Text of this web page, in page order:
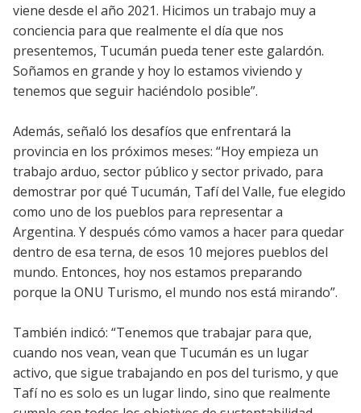
viene desde el año 2021. Hicimos un trabajo muy a
conciencia para que realmente el día que nos
presentemos, Tucumán pueda tener este galardón.
Soñamos en grande y hoy lo estamos viviendo y
tenemos que seguir haciéndolo posible”.
Además, señaló los desafíos que enfrentará la
provincia en los próximos meses: “Hoy empieza un
trabajo arduo, sector público y sector privado, para
demostrar por qué Tucumán, Tafí del Valle, fue elegido
como uno de los pueblos para representar a
Argentina. Y después cómo vamos a hacer para quedar
dentro de esa terna, de esos 10 mejores pueblos del
mundo. Entonces, hoy nos estamos preparando
porque la ONU Turismo, el mundo nos está mirando”.
También indicó: “Tenemos que trabajar para que,
cuando nos vean, vean que Tucumán es un lugar
activo, que sigue trabajando en pos del turismo, y que
Tafí no es solo es un lugar lindo, sino que realmente